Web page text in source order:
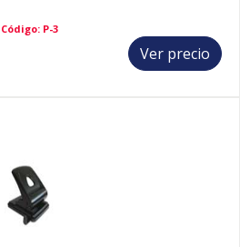
Código: P-3
Ver precio